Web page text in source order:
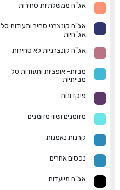
אג"ח ממשלתיות סחירות
אג"ח קונצרני סחיר ותעודות סל
אג"חיות
אג"ח קונצרניות לא סחירות
מניות- אופציות ותעודות סל
מנייתיות
פיקדונות
מזומנים ושווי מזומנים
קרנות נאמנות
נכסים אחרים
אג"ח מיועדות